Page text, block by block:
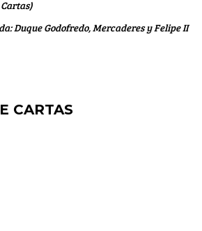
Duque Godofredo, Mercaderes y Felipe II
CARTAS